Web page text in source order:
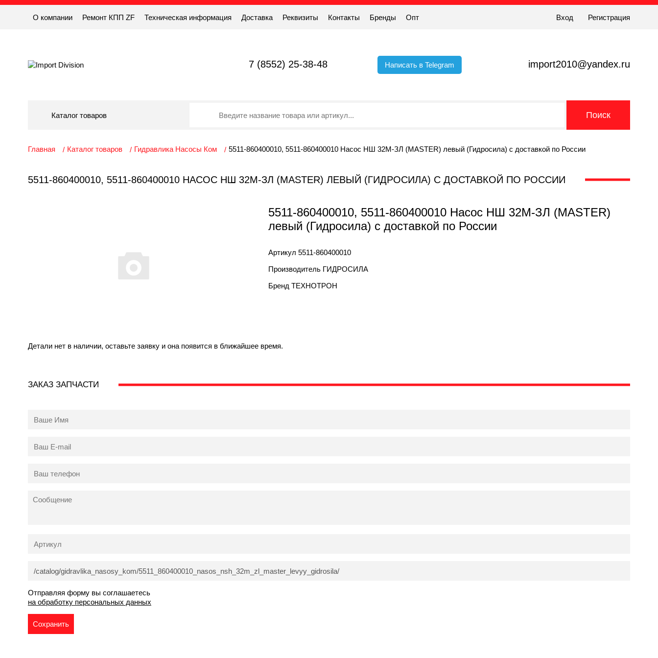
О компании Ремонт КПП ZF Техническая информация Доставка Реквизиты Контакты Бренды Опт Вход Регистрация
7 (8552) 25-38-48 Написать в Telegram import2010@yandex.ru
Каталог товаров
Главная Каталог товаров Гидравлика Насосы Ком 5511-860400010, 5511-860400010 Насос НШ 32М-ЗЛ (MASTER) левый (Гидросила) с доставкой по России
5511-860400010, 5511-860400010 НАСОС НШ 32М-ЗЛ (MASTER) ЛЕВЫЙ (ГИДРОСИЛА) С ДОСТАВКОЙ ПО РОССИИ
5511-860400010, 5511-860400010 Насос НШ 32М-ЗЛ (MASTER)
левый (Гидросила) с доставкой по России
Артикул 5511-860400010
Производитель ГИДРОСИЛА
Бренд ТЕХНОТРОН
Детали нет в наличии, оставьте заявку и она появится в ближайшее время.
ЗАКАЗ ЗАПЧАСТИ
Отправляя форму вы соглашаетесь
на обработку персональных данных